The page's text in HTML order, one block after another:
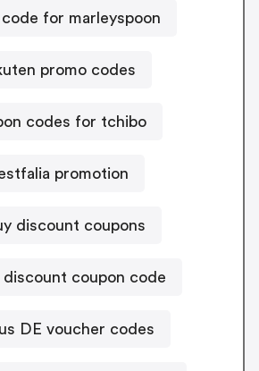
code for marleyspoon
promo codes
codes for tchibo
promotion
discount coupons
discount coupon code
DE voucher codes